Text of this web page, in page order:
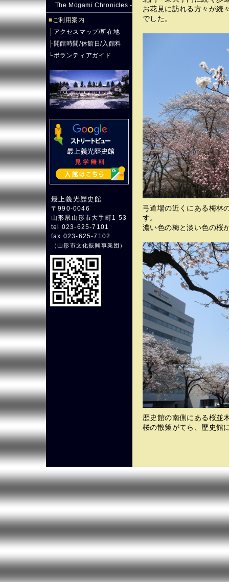
The Mogami Chronicles -
■ご利用案内
├アクセスマップ/所在地
├開館時間/休館日/入館料
└ボランティアガイド
最上義光歴史館
〒990-0046
山形県山形市大手町1-53
tel 023-625-7101
fax 023-625-7102
（山形市文化振興事業団 ）
お花見に訪れる方々が続
でした。
弓道場の近くにある梅林
す。
濃い色の梅と淡い色の桜
歴史館の南側にある桜並
桜の散策がてら、歴史館